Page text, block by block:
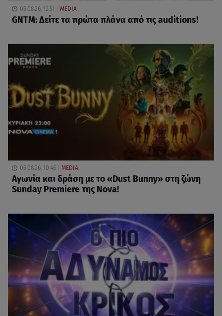
05.08.26, 12:51 MEDIA
GNTM: Δείτε τα πρώτα πλάνα από τις auditions!
05.08.26, 10:46 MEDIA
Αγωνία και δράση με το «Dust Bunny» στη ζώνη
Sunday Premiere της Nova!